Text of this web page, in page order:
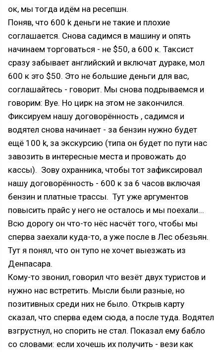
ок, мы тогда идём на ресепшн.
Поняв, что 600 k деньги не такие и плохие
соглашается. Снова садимся в машину и опять
начинаем торговаться - не $50, а 600 к. Таксист
сразу забывает английский и включат дураке, мол
600 к это $50. Это не большие деньги для вас,
соглашайтесь - говорит. Мы снова подрываемся и
говорим: Bye. Но цирк на этом не закончился.
Фиксируем нашу договорённость , садимся и
водятел снова начинает - за бензин нужно будет
ещё 100 k, за экскурсию (типа он будет по пути нас
завозить в интересные места и провожать до
кассы). Зову охранника, чтобы тот зафиксировал
нашу договорённость - 600 к за 6 часов включая
бензин и платные трассы. Тут уже аргументов
повысить прайс у него не осталось и мы поехали...
Всю дорогу он что-то нёс насчёт того, чтобы мы
сперва заехали куда-то, а уже после в Лес обезьян.
Тут я понял, что он тупо не хочет выезжать из
Денпасара.
Кому-то звонил, говорил что везёт двух туристов и
нужно нас встретить. Мысли были разные, но
позитивных среди них не было. Открыв карту
сказал, что сперва едем сюда, а после туда. Водятел
взгрустнул, но спорить не стал. Показал ему бабло
со словами: если хочешь их получить - вези как